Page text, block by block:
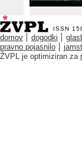
ISSN
domov dogodki
pravno pojasnilo
ŽVPL je optimiziran za